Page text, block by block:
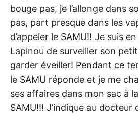
bouge pas, je l’allonge dans
pas, part presque dans les
d’appeler le SAMU!! Je suis
Lapinou de surveiller son
garder éveiller! Pendant ce
le SAMU réponde et je me
ses affaires dans mon sac à
SAMU!!! J’indique au docteur